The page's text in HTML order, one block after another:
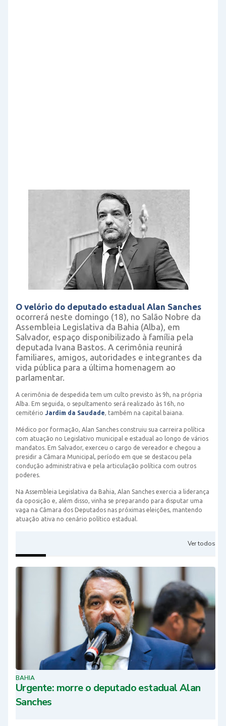
O velório do deputado estadual Alan Sanches
ocorrerá neste domingo (18), no Salão Nobre da
Assembleia Legislativa da Bahia (Alba), em
Salvador, espaço disponibilizado à família pela
deputada Ivana Bastos. A cerimônia reunirá
familiares, amigos, autoridades e integrantes da
vida pública para a última homenagem ao
parlamentar.
A cerimônia de despedida tem um culto previsto às 9h, na própria
Alba. Em seguida, o sepultamento será realizado às 16h, no
cemitério Jardim da Saudade , também na capital baiana.
Médico por formação, Alan Sanches construiu sua carreira política
com atuação no Legislativo municipal e estadual ao longo de vários
mandatos. Em Salvador, exerceu o cargo de vereador e chegou a
presidir a Câmara Municipal, período em que se destacou pela
condução administrativa e pela articulação política com outros
poderes.
Na Assembleia Legislativa da Bahia, Alan Sanches exercia a liderança
da oposição e, além disso, vinha se preparando para disputar uma
vaga na Câmara dos Deputados nas próximas eleições, mantendo
atuação ativa no cenário político estadual.
Ver todos
BAHIA
Urgente: morre o deputado estadual Alan
Sanches